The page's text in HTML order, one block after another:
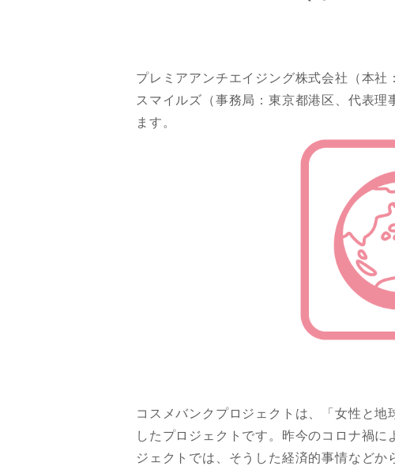
プレミアアンチエイジング株式会社（本
スマイルズ（事務局：東京都港区、代表
ます。
コスメバンクプロジェクトは、「女性と
したプロジェクトです。昨今のコロナ禍
ジェクトでは、そうした経済的事情など